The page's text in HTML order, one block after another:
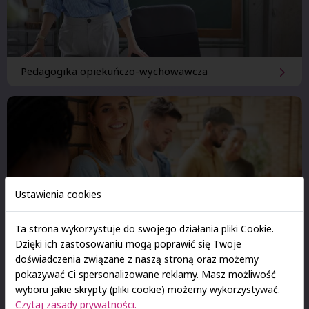
Pedagogika opiekuńczo-wychowawcza
Resocjalizacja z socjoterapią
Ustawienia cookies
Ta strona wykorzystuje do swojego działania pliki Cookie.
Dzięki ich zastosowaniu mogą poprawić się Twoje
doświadczenia związane z naszą stroną oraz możemy
pokazywać Ci spersonalizowane reklamy. Masz możliwość
wyboru jakie skrypty (pliki cookie) możemy wykorzystywać.
Czytaj zasady prywatności.